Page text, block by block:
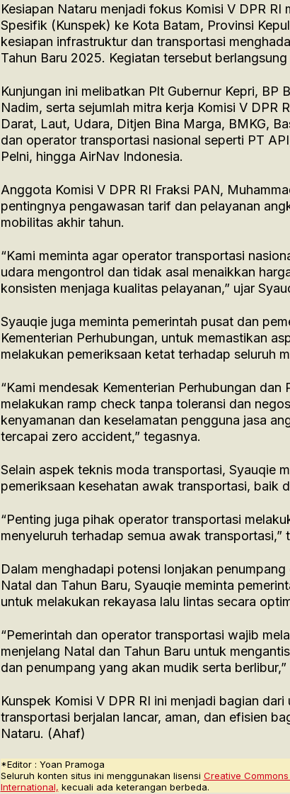
Kesiapan Nataru menjadi fokus Komisi V DPR RI
Spesifik (Kunspek) ke Kota Batam, Provinsi
kesiapan infrastruktur dan transportasi
Tahun Baru 2025. Kegiatan tersebut
Kunjungan ini melibatkan Plt Gubernur Kepri, BP
Nadim, serta sejumlah mitra kerja Komisi V DPR
Darat, Laut, Udara, Ditjen Bina Marga, BMKG,
dan operator transportasi nasional seperti PT
Pelni, hingga AirNav Indonesia.
Anggota Komisi V DPR RI Fraksi PAN,
pentingnya pengawasan tarif dan pelayanan
mobilitas akhir tahun.
“Kami meminta agar operator transportasi
udara mengontrol dan tidak asal menaikkan
konsisten menjaga kualitas pelayanan,” ujar
Syauqie juga meminta pemerintah pusat dan
Kementerian Perhubungan, untuk memastikan
melakukan pemeriksaan ketat terhadap seluruh
“Kami mendesak Kementerian Perhubungan dan
melakukan ramp check tanpa toleransi dan
kenyamanan dan keselamatan pengguna jasa
tercapai zero accident,” tegasnya.
Selain aspek teknis moda transportasi, Syauqie
pemeriksaan kesehatan awak transportasi, baik
“Penting juga pihak operator transportasi
menyeluruh terhadap semua awak transportasi,”
Dalam menghadapi potensi lonjakan
Natal dan Tahun Baru, Syauqie meminta
untuk melakukan rekayasa lalu lintas secara
“Pemerintah dan operator transportasi wajib
menjelang Natal dan Tahun Baru untuk
dan penumpang yang akan mudik serta
Kunspek Komisi V DPR RI ini menjadi bagian
transportasi berjalan lancar, aman, dan efisien
Nataru. (Ahaf)
*Editor : Yoan Pramoga
Seluruh konten situs ini menggunakan lisensi Creative
International, kecuali ada keterangan berbeda.